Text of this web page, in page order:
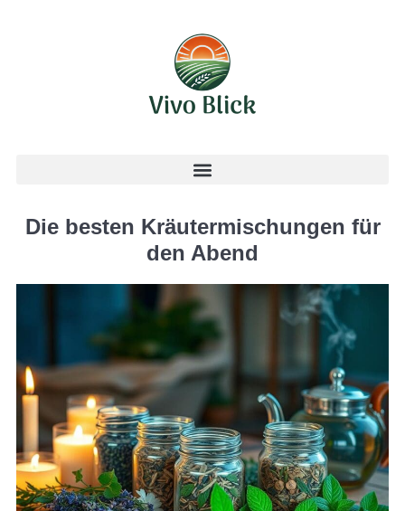
Die besten Kräutermischungen für
den Abend